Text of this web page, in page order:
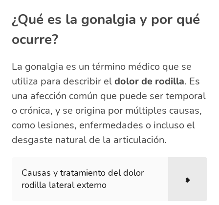
¿Qué es la gonalgia y por qué
ocurre?
La gonalgia es un término médico que se
utiliza para describir eldolor de rodilla. Es
una afección común que puede ser temporal
o crónica, y se origina por múltiples causas,
como lesiones, enfermedades o incluso el
desgaste natural de la articulación.
Causas y tratamiento del dolor
rodilla lateral externo